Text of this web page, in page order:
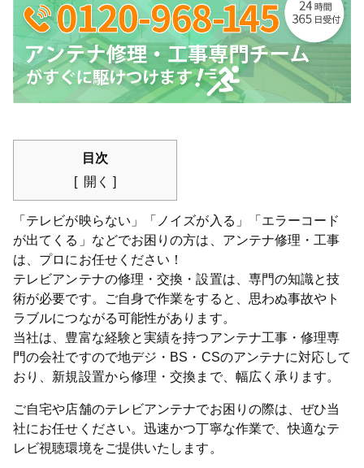
目次
開く
「テレビが映らない」「ノイズが入る」「エラーコード
が出てくる」などでお困りの方は、アンテナ修理・工事
は、プロにお任せください！
テレビアンテナの修理・交換・設置は、専門の知識と技
術が必要です。ご自身で作業をすると、思わぬ事故やト
ラブルにつながる可能性があります。
当社は、豊富な経験と実績を持つアンテナ工事・修理専
門の会社ですので地デジ・BS・CSのアンテナに対応して
おり、新規設置から修理・交換まで、幅広く承ります。
ご自宅や店舗のテレビアンテナでお困りの際は、ぜひ当
社にお任せください。迅速かつ丁寧な作業で、快適なテ
レビ視聴環境をご提供いたします。